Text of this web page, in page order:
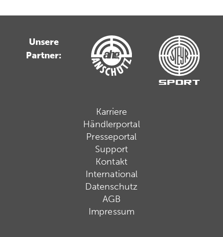
Unsere
Partner:
Karriere
Händlerportal
Presseportal
Support
Kontakt
International
Datenschutz
AGB
Impressum